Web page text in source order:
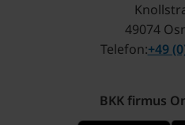
49074
Telefon +49
BKK firmus